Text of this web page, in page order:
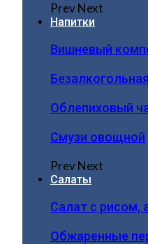
PrevNext
Напитки
Вишневый
Облепиховый
Смузи овощной
PrevNext
Салаты
Салат с рисом,
Обжаренные